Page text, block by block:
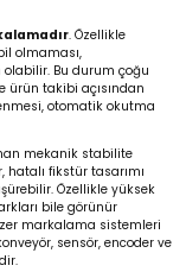
. Özellikle
olmaması,
Bu durum çoğu
ürün takibi açısından
otomatik okutma
mekanik stabilite
fikstür tasarımı
Özellikle yüksek
bile görünür
markalama sistemleri
sensör, encoder ve